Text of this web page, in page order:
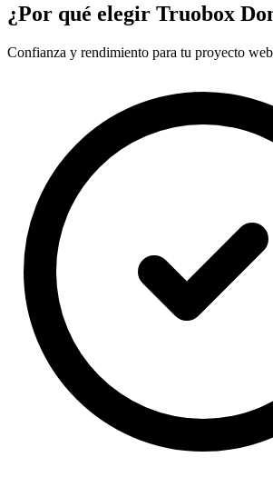
¿Por qué elegir Truobox
Confianza y rendimiento para tu proyecto web